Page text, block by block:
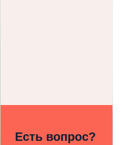
Есть вопрос?